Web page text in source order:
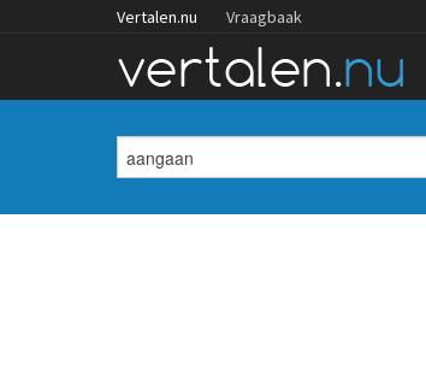
Vertalen.nu Vraagbaak